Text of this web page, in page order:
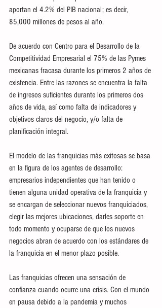
aportan el 4.2% del PIB nacional; es decir,
85,000 millones de pesos al año.
De acuerdo con Centro para el Desarrollo de la
Competitividad Empresarial el 75% de las Pymes
mexicanas fracasa durante los primeros 2 años de
existencia. Entre las razones se encuentra la falta
de ingresos suficientes durante los primeros dos
años de vida, así como falta de indicadores y
objetivos claros del negocio, y/o falta de
planificación integral.
El modelo de las franquicias más exitosas se basa
en la figura de los agentes de desarrollo:
empresarios independientes que han tenido o
tienen alguna unidad operativa de la franquicia y
se encargan de seleccionar nuevos franquiciados,
elegir las mejores ubicaciones, darles soporte en
todo momento y ocuparse de que los nuevos
negocios abran de acuerdo con los estándares de
la franquicia en el menor plazo posible.
Las franquicias ofrecen una sensación de
confianza cuando ocurre una crisis. Con el mundo
en pausa debido a la pandemia y muchos